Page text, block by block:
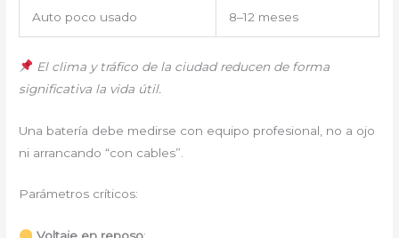
Auto poco usado 8–12 meses
El clima y tráfico de la ciudad reducen de forma
significativa la vida útil.
Una batería debe medirse con equipo profesional, no a ojo
ni arrancando “con cables”.
Parámetros críticos: